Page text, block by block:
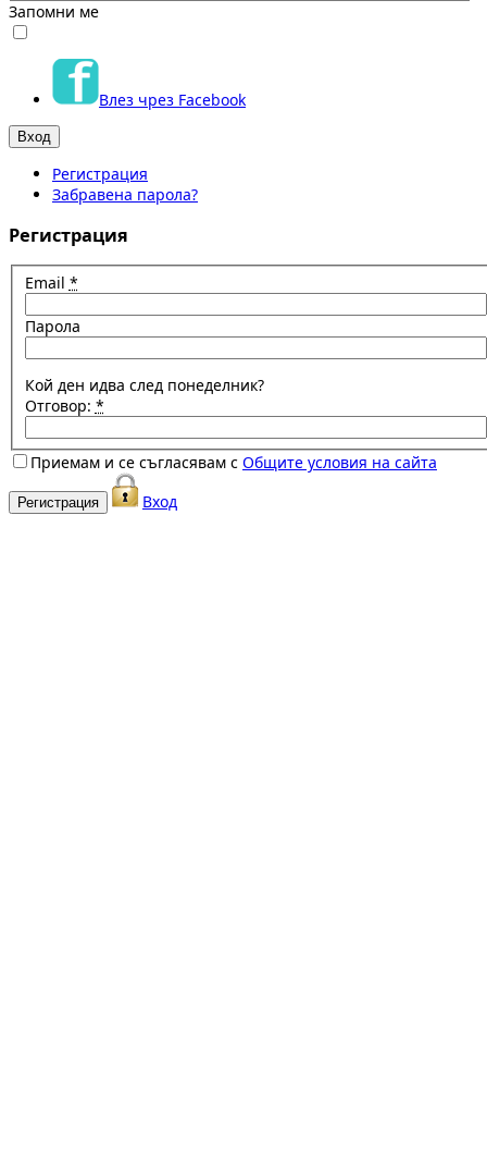
Запомни ме
Влез чрез Facebook
Регистрация
Забравена парола?
Регистрация
Email *
Парола
Кой ден идва след понеделник?
Отговор: *
Приемам и се съгласявам с Общите условия на сайта
Вход